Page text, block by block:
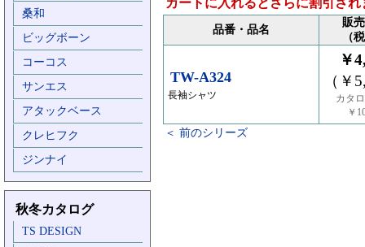
桑和
ビッグボーン
コーコス
サンエス
アタックベース
クレヒフク
ジンナイ
秋冬カタログ
TS DESIGN
カートに入れるとさらに割引され
品番・品名
販
（
TW-A324
長袖シャツ
￥
（￥
カタ
￥
＜ 前のシリーズ